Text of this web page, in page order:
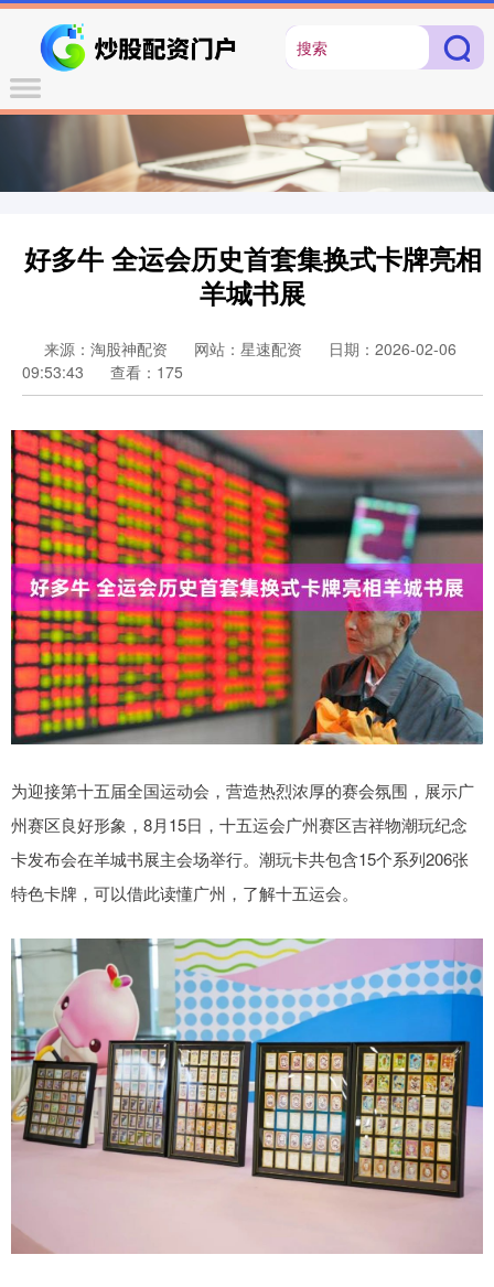
好多牛 全运会历史首套集换式卡牌亮相
羊城书展
来源：淘股神配资 网站：星速配资
日期：2026-02-06
09:53:43
查看：175
为迎接第十五届全国运动会，营造热烈浓厚的赛会氛围，展示广
州赛区良好形象，8月15日，十五运会广州赛区吉祥物潮玩纪念
卡发布会在羊城书展主会场举行。潮玩卡共包含15个系列206张
特色卡牌，可以借此读懂广州，了解十五运会。